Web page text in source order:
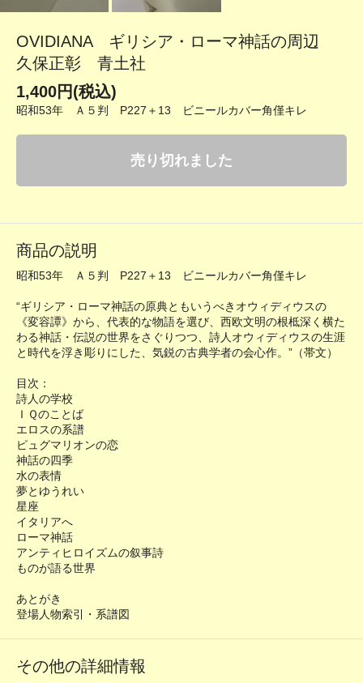
OVIDIANA ギリシア・ローマ神話の周辺
久保正彰 青土社
1,400円(税込)
昭和53年 Ａ５判 P227＋13 ビニールカバー角僅キレ
売り切れました
商品の説明
昭和53年 Ａ５判 P227＋13 ビニールカバー角僅キレ
“ギリシア・ローマ神話の原典ともいうべきオウィディウスの
《変容譚》から、代表的な物語を選び、西欧文明の根柢深く横た
わる神話・伝説の世界をさぐりつつ、詩人オウィディウスの生涯
と時代を浮き彫りにした、気鋭の古典学者の会心作。”（帯文）
目次：
詩人の学校
ＩＱのことば
エロスの系譜
ピュグマリオンの恋
神話の四季
水の表情
夢とゆうれい
星座
イタリアへ
ローマ神話
アンティヒロイズムの叙事詩
ものが語る世界
あとがき
登場人物索引・系譜図
その他の詳細情報